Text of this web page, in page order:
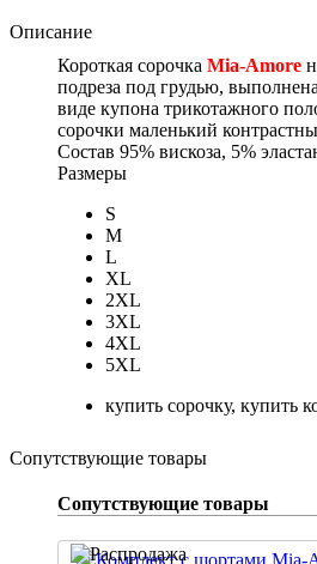
Описание
Короткая сорочка Mia-Amore
подреза под грудью,
виде купона трикотажного
сорочки маленький
Состав 95% вискоза, 5%
Размеры
S
M
L
XL
2XL
3XL
4XL
5XL
купить сорочку, купить
Сопутствующие товары
Сопутствующие товары